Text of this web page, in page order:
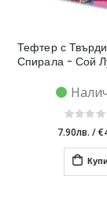
Тефтер с
Спирала - Сой
7.90лв. /
Купи